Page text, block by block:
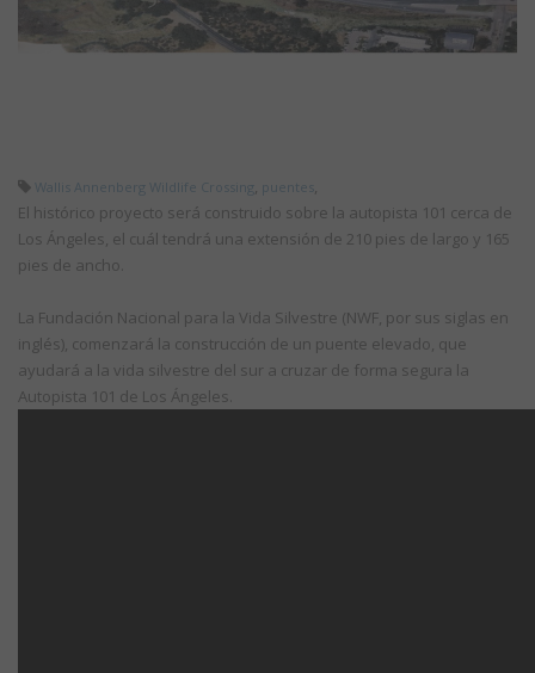
Wallis Annenberg Wildlife Crossing, puentes,
El histórico proyecto será construido sobre la autopista 101 cerca de
Los Ángeles, el cuál tendrá una extensión de 210 pies de largo y 165
pies de ancho.
La Fundación Nacional para la Vida Silvestre (NWF, por sus siglas en
inglés), comenzará la construcción de un puente elevado, que
ayudará a la vida silvestre del sur a cruzar de forma segura la
Autopista 101 de Los Ángeles.